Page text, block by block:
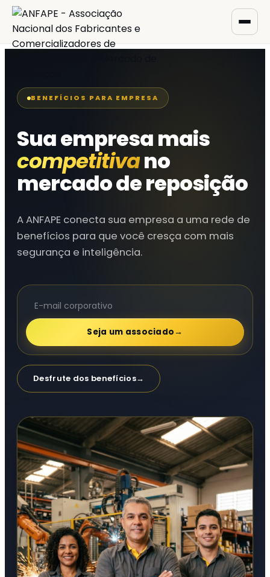
BENEFÍCIOS PARA EMPRESA
Sua empresa mais
competitivano
mercado de reposição
A ANFAPE conecta sua empresa a uma rede de
benefícios para que você cresça com mais
segurança e inteligência.
Seja um associado→
Desfrute dos benefícios→